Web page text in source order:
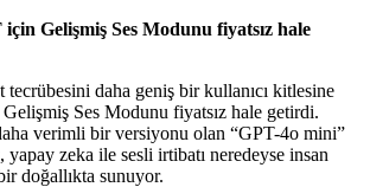
Gelişmiş Ses Modunu fiyatsız hale
daha geniş bir kullanıcı kitlesine
Ses Modunu fiyatsız hale getirdi.
verimli bir versiyonu olan “GPT-4o mini”
yapay zeka ile sesli irtibatı neredeyse insan
doğallıkta sunuyor.